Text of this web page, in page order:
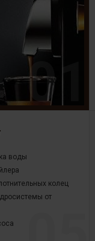
воды
колец
от